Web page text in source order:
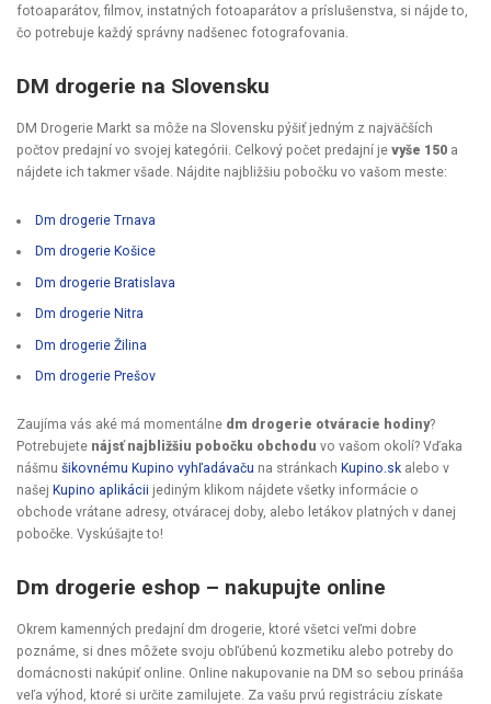
fotoaparátov, filmov, instatných fotoaparátov a príslušenstva, si nájde to,
čo potrebuje každý správny nadšenec fotografovania.
DM drogerie na Slovensku
DM Drogerie Markt sa môže na Slovensku pýšiť jedným z najväčších
počtov predajní vo svojej kategórii. Celkový počet predajní je vyše 150 a
nájdete ich takmer všade. Nájdite najbližšiu pobočku vo vašom meste:
Dm drogerie Trnava
Dm drogerie Košice
Dm drogerie Bratislava
Dm drogerie Nitra
Dm drogerie Žilina
Dm drogerie Prešov
Zaujíma vás aké má momentálne dm drogerie otváracie hodiny?
Potrebujete nájsť najbližšiu pobočku obchodu vo vašom okolí? Vďaka
nášmu šikovnému Kupino vyhľadávaču na stránkach Kupino.sk alebo v
našej Kupino aplikácii jediným klikom nájdete všetky informácie o
obchode vrátane adresy, otváracej doby, alebo letákov platných v danej
pobočke. Vyskúšajte to!
Dm drogerie eshop – nakupujte online
Okrem kamenných predajní dm drogerie, ktoré všetci veľmi dobre
poznáme, si dnes môžete svoju obľúbenú kozmetiku alebo potreby do
domácnosti nakúpiť online. Online nakupovanie na DM so sebou prináša
veľa výhod, ktoré si určite zamilujete. Za vašu prvú registráciu získate